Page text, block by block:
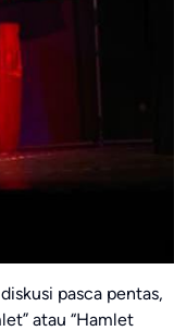
pasca pentas,
atau “Hamlet